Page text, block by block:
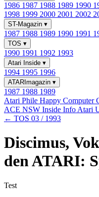
1986 1987 1988 1989 1990
1998 1999 2000 2001 2002
ST-Magazin ▾
1987 1988 1989 1990 1991
TOS ▾
1990 1991 1992 1993
Atari Inside ▾
1994 1995 1996
ATARImagazin ▾
1987 1988 1989
Atari Phile Happy Computer
ACE NSW Inside Info Atari
← TOS 03 / 1993
Discimus,
den ATARI:
Test